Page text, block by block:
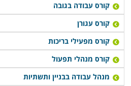
קורס עבודה בגובה
קורס עגורן
קורס מפעילי בריכות
קורס מנהלי תפעול
מנהל עבודה בבניין ותשתיות